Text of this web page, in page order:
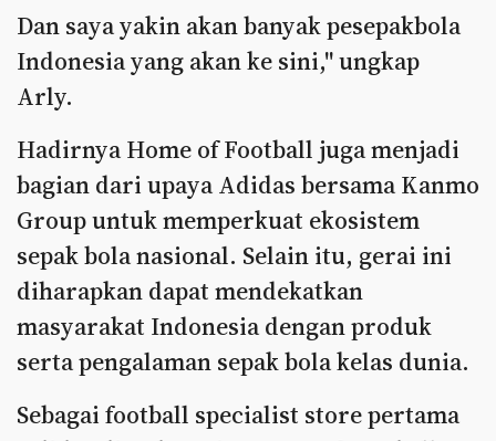
Dan saya yakin akan banyak pesepakbola
Indonesia yang akan ke sini," ungkap
Arly.
Hadirnya Home of Football juga menjadi
bagian dari upaya Adidas bersama Kanmo
Group untuk memperkuat ekosistem
sepak bola nasional. Selain itu, gerai ini
diharapkan dapat mendekatkan
masyarakat Indonesia dengan produk
serta pengalaman sepak bola kelas dunia.
Sebagai football specialist store pertama